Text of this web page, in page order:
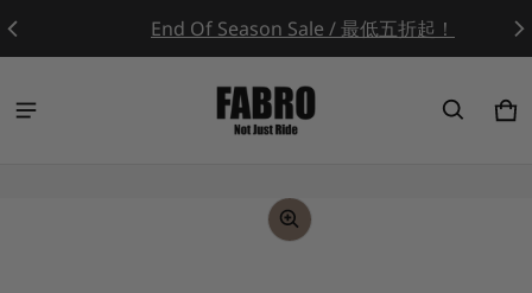
End Of Season Sale / 最低五折起！
0